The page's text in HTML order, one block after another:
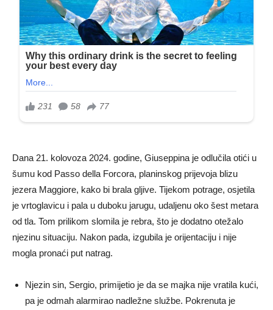
Dana 21. kolovoza 2024. godine, Giuseppina je odlučila otići u
šumu kod Passo della Forcora, planinskog prijevoja blizu
jezera Maggiore, kako bi brala gljive. Tijekom potrage, osjetila
je vrtoglavicu i pala u duboku jarugu, udaljenu oko šest metara
od tla. Tom prilikom slomila je rebra, što je dodatno otežalo
njezinu situaciju. Nakon pada, izgubila je orijentaciju i nije
mogla pronaći put natrag.
Njezin sin, Sergio, primijetio je da se majka nije vratila kući,
pa je odmah alarmirao nadležne službe. Pokrenuta je